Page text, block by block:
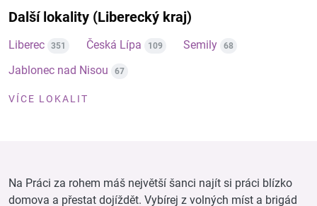
Další lokality (Liberecký kraj)
Liberec 351 Česká Lípa 109 Semily 68
Jablonec nad Nisou 67
VÍCE LOKALIT
Na Práci za rohem máš největší šanci najít si práci blízko
domova a přestat dojíždět. Vybírej z volných míst a brigád